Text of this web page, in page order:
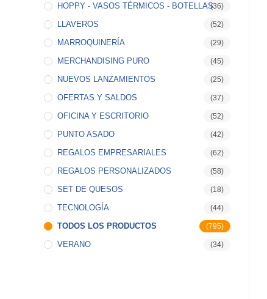
HOPPY - VASOS TÉRMICOS - BOTELLAS(36)
LLAVEROS (52)
MARROQUINERÍA (29)
MERCHANDISING PURO (45)
NUEVOS LANZAMIENTOS (25)
OFERTAS Y SALDOS (37)
OFICINA Y ESCRITORIO (52)
PUNTO ASADO (42)
REGALOS EMPRESARIALES (62)
REGALOS PERSONALIZADOS (58)
SET DE QUESOS (18)
TECNOLOGÍA (44)
TODOS LOS PRODUCTOS (795)
VERANO (34)